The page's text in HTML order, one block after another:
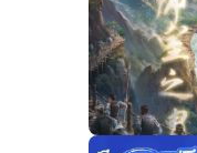
00:07 /